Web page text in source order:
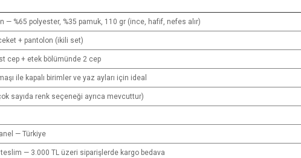
— %65 polyester, %35 pamuk, 110 gr (ince, hafif, nefes alır)
+ pantolon (ikili set)
cep + etek bölümünde 2 cep
ile kapalı birimler ve yaz ayları için ideal
sayıda renk seçeneği ayrıca mevcuttur)
— Türkiye
— 3.000 TL üzeri siparişlerde kargo bedava